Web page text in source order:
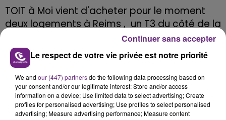
TOIT à Moi vient d'acheter pour le moment
deux logements à Reims , un T3 du côté de la
Neuvillette et un T2 dans le secteur Franchet
d’Espèrey.
L'association recherche activement des
bénévoles et lance un appel aux dons pour
réaliser de nouvelles acquisitions.
Toit à Moi regroupe des citoyens et des
Le respect de votre vie privée est notre priorité
We and our (447) partnersdo the following data processing based on
your consent and/or our legitimate interest: Store and/or access
information on a device; Use limited data to select advertising; Create
profiles for personalised advertising; Use profiles to select personalised
advertising; Measure advertising performance; Measure content
Continuer sans accepter